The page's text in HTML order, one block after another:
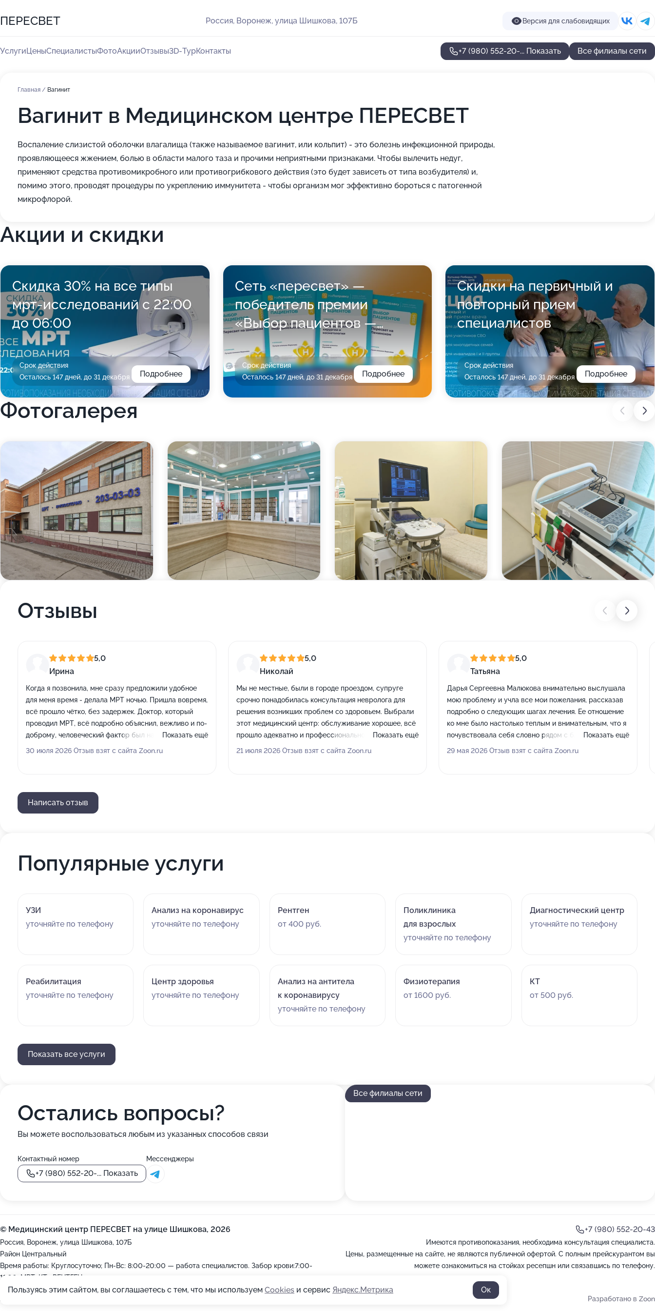
ПЕРЕСВЕТ Россия, Воронеж, улица Шишкова, 107Б Версия для слабовидящих
УслугиЦеныСпециалистыФотоАкцииОтзывы3D-ТурКонтакты +7 (980) 552-20-... Показать Все филиалы сети
Главная / Вагинит
Вагинит в Медицинском центре ПЕРЕСВЕТ
Воспаление слизистой оболочки влагалища (также называемое вагинит, или кольпит) - это болезнь инфекционной природы,
проявляющееся жжением, болью в области малого таза и прочими неприятными признаками. Чтобы вылечить недуг,
применяют средства противомикробного или противогрибкового действия (это будет зависеть от типа возбудителя) и,
помимо этого, проводят процедуры по укреплению иммунитета - чтобы организм мог эффективно бороться с патогенной
микрофлорой.
Акции и скидки
Скидка 30% на все типы
мрт-исследований с 22:00
до 06:00
Срок действия
Осталось 147 дней, до 31 декабря
Подробнее
Сеть «пересвет» —
победитель премии
«Выбор пациентов —
2025»
Срок действия
Осталось 147 дней, до 31 декабря
Подробнее
Скидки на первичный и
повторный прием
специалистов
Срок действия
Осталось 147 дней, до 31 декабря
Подробнее
Фотогалерея
Отзывы
5,0
Ирина
Когда я позвонила, мне сразу предложили удобное
для меня время - делала МРТ ночью. Пришла вовремя,
всё прошло чётко, без задержек. Доктор, который
проводил МРТ, всё подробно объяснил, вежливо и по-
доброму, человеческий фактор был на высоте. Центр
выбираю, так как живу рядом, в соседнем доме.
Показать ещё
30 июля 2026 Отзыв взят с сайта Zoon.ru
5,0
Николай
Мы не местные, были в городе проездом, супруге
срочно понадобилась консультация невролога для
решения возникших проблем со здоровьем. Выбрали
этот медицинский центр: обслуживание хорошее, всё
прошло адекватно и профессионально. Порадовало,
что удалось записаться очень быстро - буквально
Показать ещё
21 июля 2026 Отзыв взят с сайта Zoon.ru
5,0
Татьяна
Дарья Сергеевна Малюкова внимательно выслушала
мою проблему и учла все мои пожелания, рассказав
подробно о следующих шагах лечения. Ее отношение
ко мне было настолько теплым и внимательным, что я
почувствовала себя словно рядом с близким
человеком. После приема настроение значительно
Показать ещё
29 мая 2026 Отзыв взят с сайта Zoon.ru
Написать отзыв
Популярные услуги
УЗИ
уточняйте по телефону
Анализ на коронавирус
уточняйте по телефону
Рентген
от 400 руб.
Поликлиника
для взрослых
уточняйте по телефону
Диагностический центр
уточняйте по телефону
Реабилитация
уточняйте по телефону
Центр здоровья
уточняйте по телефону
Анализ на антитела
к коронавирусу
уточняйте по телефону
Физиотерапия
от 1600 руб.
КТ
от 500 руб.
Показать все услуги
Остались вопросы?
Вы можете воспользоваться любым из указанных способов связи
Контактный номер
+7 (980) 552-20-... Показать
Мессенджеры
Все филиалы сети
© Медицинский центр ПЕРЕСВЕТ на улице Шишкова, 2026
Россия, Воронеж, улица Шишкова, 107Б
Район Центральный
Время работы: Круглосуточно; Пн-Вс: 8:00-20:00 — работа специалистов. Забор крови:7:00-
11:00. МРТ, КТ , РЕНТГЕН-круглосуточно.
+7 (980) 552-20-43
Имеются противопоказания, необходима консультация специалиста.
Цены, размещенные на сайте, не являются публичной офертой. С полным прейскурантом вы
можете ознакомиться на стойках ресепшн или связавшись по телефону.
Разработано в Zoon
Пользуясь этим сайтом, вы соглашаетесь с тем, что мы используем Cookies и сервис Яндекс.Метрика Ок